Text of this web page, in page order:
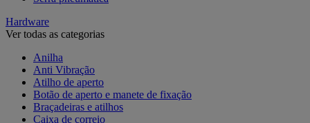
Hardware
Ver todas as categorias
Anilha
Anti Vibração
Atilho de aperto
Botão de aperto e manete de fixação
Braçadeiras e atilhos
Caixa de correio